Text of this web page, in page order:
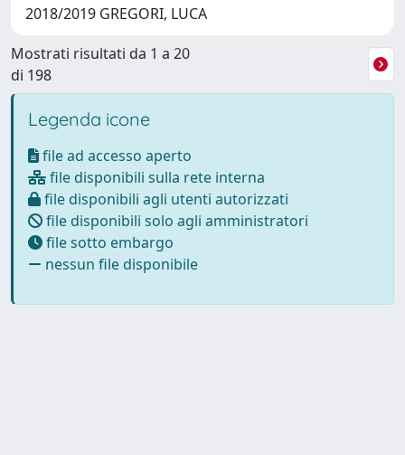
2018/2019 GREGORI, LUCA
Mostrati risultati da 1 a 20
di 198
Legenda icone
file ad accesso aperto
file disponibili sulla rete interna
file disponibili agli utenti autorizzati
file disponibili solo agli amministratori
file sotto embargo
nessun file disponibile